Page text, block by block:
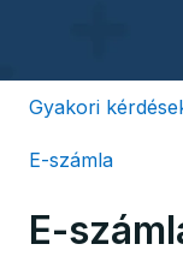
Gyakori
E-számla
E-